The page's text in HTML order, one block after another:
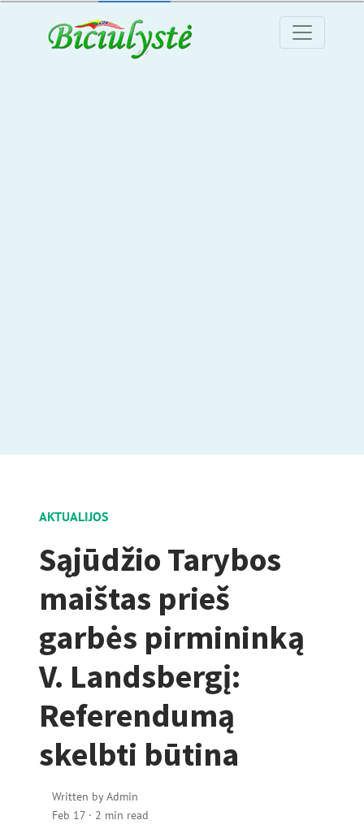
AKTUALIJOS
Sąjūdžio Tarybos
maištas prieš
garbės pirmininką
V. Landsbergį:
Referendumą
skelbti būtina
Written byAdmin
Feb 17 · 2 min read